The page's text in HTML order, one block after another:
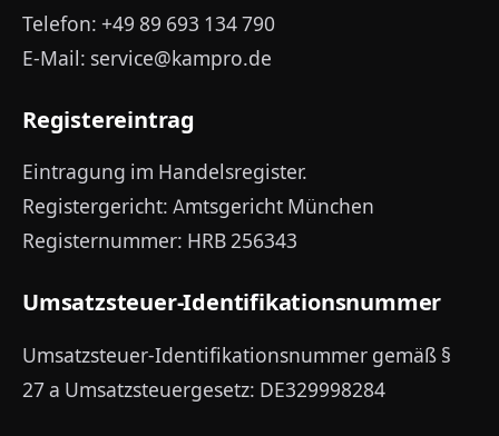
Telefon: +49 89 693 134 790
E-Mail: service@kampro.de
Registereintrag
Eintragung im Handelsregister.
Registergericht: Amtsgericht München
Registernummer: HRB 256343
Umsatzsteuer-Identifikationsnummer
Umsatzsteuer-Identifikationsnummer gemäß §
27 a Umsatzsteuergesetz: DE329998284